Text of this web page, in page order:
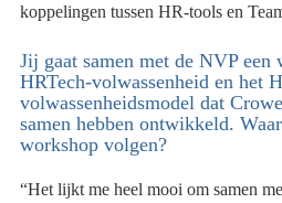
koppelingen tussen HR-tools en
Jij gaat samen met de NVP een
HRTech-volwassenheid en het
volwassenheidsmodel dat
samen hebben ontwikkeld.
workshop volgen?
“Het lijkt me heel mooi om samen